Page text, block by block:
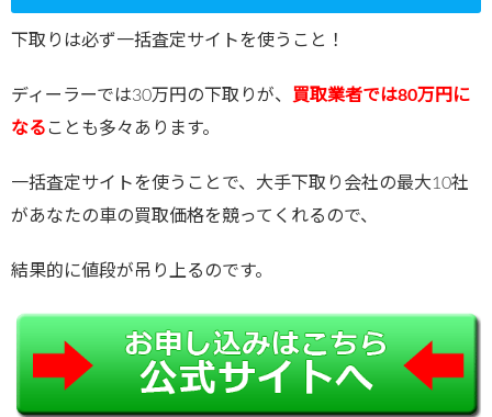
下取りは必ず一括査定サイトを使うこと！
ディーラーでは30万円の下取りが、 買取業者では80万円に
なる ことも多々あります。
一括査定サイトを使うことで、大手下取り会社の最大10社
があなたの車の買取価格を競ってくれるので、
結果的に値段が吊り上るのです。